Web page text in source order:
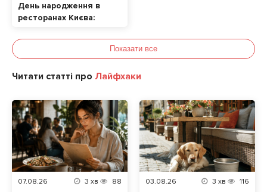
День народження в
ресторанах Києва:
Показати все
Читати статті про Лайфхаки
07.08.26 3 хв 88 03.08.26 3 хв 116